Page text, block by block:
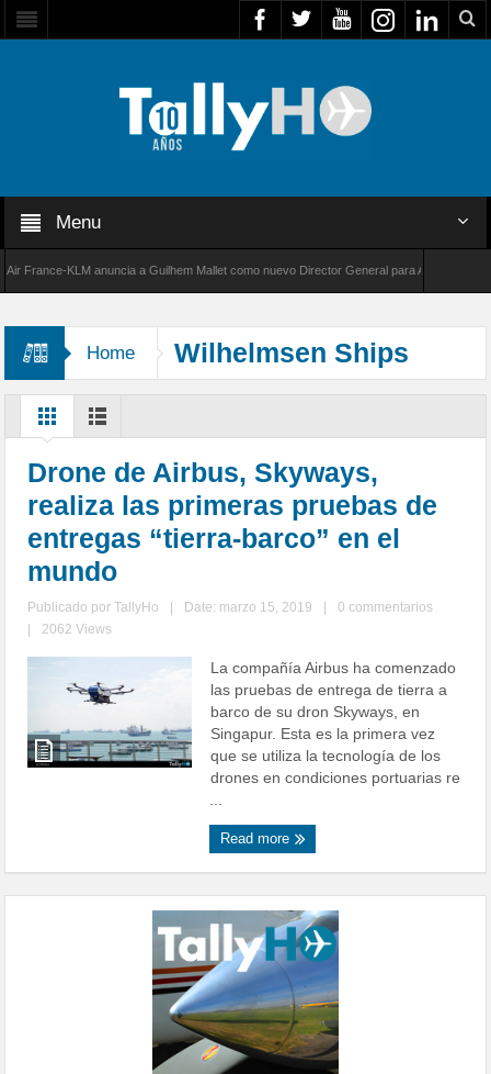
Menu
KLM anuncia a Guilhem Mallet como nuevo Director General para América Latina
Home
Wilhelmsen Ships
Services
Drone de Airbus, Skyways,
realiza las primeras pruebas de
entregas “tierra-barco” en el
mundo
Publicado porTallyHo Date: marzo 15, 2019
0 commentarios
2062 Views
La compañía Airbus ha comenzado
las pruebas de entrega de tierra a
barco de su dron Skyways, en
Singapur. Esta es la primera vez
que se utiliza la tecnología de los
drones en condiciones portuarias re
...
Read more